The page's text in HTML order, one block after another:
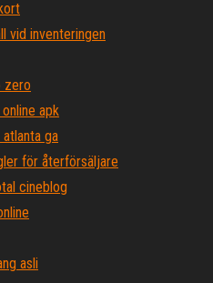
vid inventeringen
zero
apk
ga
för återförsäljare
cineblog
asli